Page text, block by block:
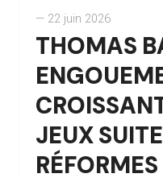
— 22 juin 2026
THOMAS
JEUX
RÉFORMES